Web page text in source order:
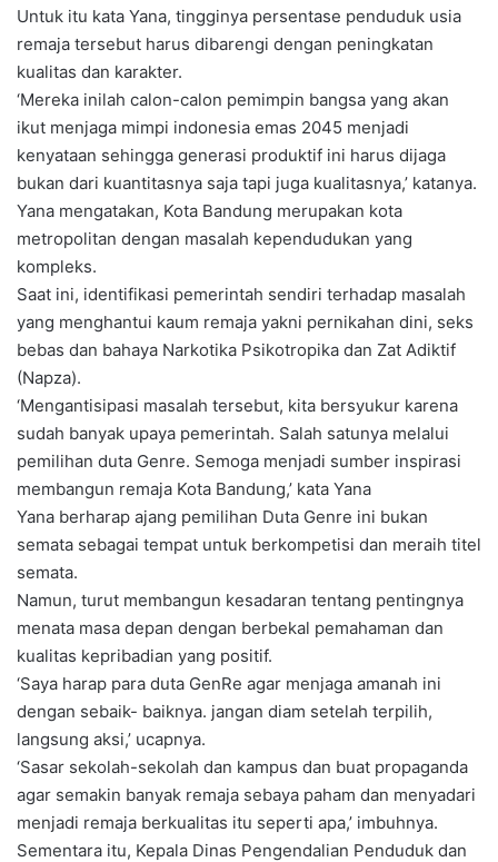
Untuk itu kata Yana, tingginya persentase penduduk usia
remaja tersebut harus dibarengi dengan peningkatan
kualitas dan karakter.
‘Mereka inilah calon-calon pemimpin bangsa yang akan
ikut menjaga mimpi indonesia emas 2045 menjadi
kenyataan sehingga generasi produktif ini harus dijaga
bukan dari kuantitasnya saja tapi juga kualitasnya,’ katanya.
Yana mengatakan, Kota Bandung merupakan kota
metropolitan dengan masalah kependudukan yang
kompleks.
Saat ini, identifikasi pemerintah sendiri terhadap masalah
yang menghantui kaum remaja ‎yakni pernikahan dini, seks
bebas dan bahaya Narkotika Psikotropika dan Zat Adiktif
(Napza).
‘Mengantisipasi masalah tersebut, kita bersyukur karena
sudah banyak upaya pemerintah. Salah satunya melalui
pemilihan duta Genre. Semoga menjadi sumber inspirasi
membangun remaja Kota Bandung,’ kata Yana
Yana berharap ajang pemilihan Duta Genre ini bukan
semata sebagai tempat untuk berkompetisi dan meraih titel
semata.
Namun, turut membangun kesadaran tentang pentingnya
menata masa depan dengan berbekal pemahaman dan
kualitas kepribadian yang positif.
‘Saya harap para duta GenRe agar menjaga amanah ini
dengan sebaik- baiknya. jangan diam setelah terpilih,
langsung aksi,’ ucapnya.
‘Sasar sekolah-sekolah dan kampus dan buat propaganda
agar semakin banyak remaja sebaya paham dan menyadari
menjadi remaja berkualitas itu seperti apa,’ imbuhnya.
Sementara itu, Kepala Dinas Pengendalian Penduduk dan